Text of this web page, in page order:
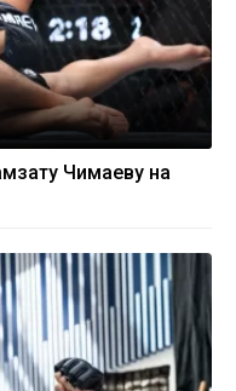
Чимаеву на